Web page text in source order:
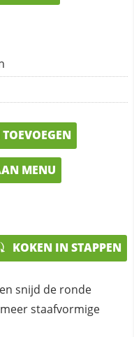
MENU
KOKEN IN STAPPEN
snijd de ronde
staafvormige